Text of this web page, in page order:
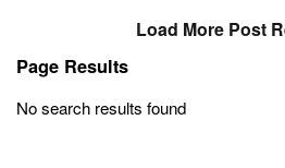
Load More Post
Page Results
No search results found